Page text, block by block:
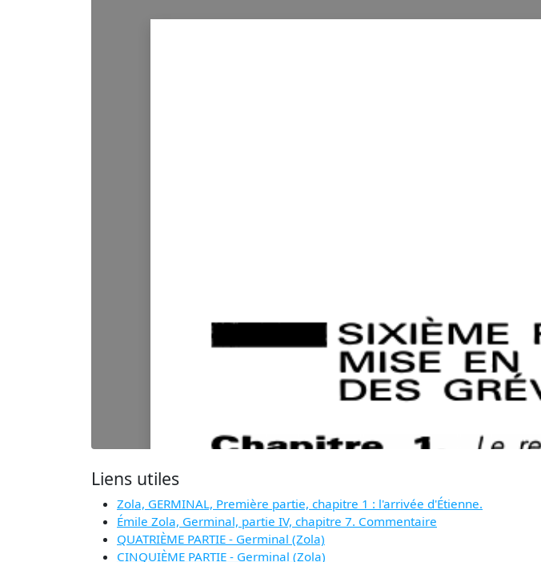
Liens utiles
Zola, GERMINAL, Première partie, chapitre 1 : l'arrivée d'Étienne.
Émile Zola, Germinal, partie IV, chapitre 7. Commentaire
QUATRIÈME PARTIE - Germinal (Zola)
CINQUIÈME PARTIE - Germinal (Zola)